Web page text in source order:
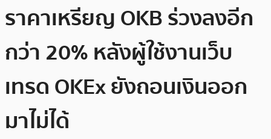
ราคาเหรียญ OKB ร่วงลงอีก
กว่า 20% หลังผู้ใช้งานเว็บ
เทรด OKEx ยังถอนเงินออก
มาไม่ได้